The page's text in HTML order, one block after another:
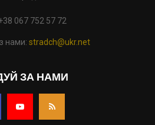
067 752 57 72
нами: stradch@ukr.net
ЗА НАМИ